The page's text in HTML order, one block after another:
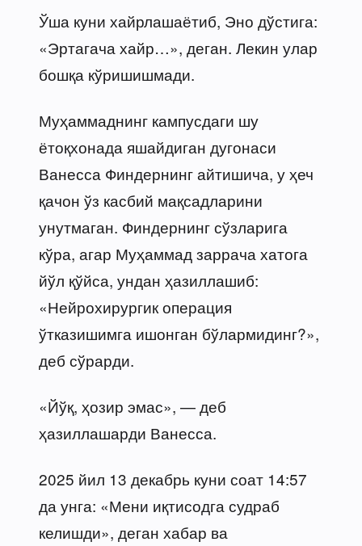
Ўша куни хайрлашаётиб, Эно дўстига:
«Эртагача хайр…», деган. Лекин улар
бошқа кўришишмади.
Муҳаммаднинг кампусдаги шу
ётоқхонада яшайдиган дугонаси
Ванесса Финдернинг айтишича, у ҳеч
қачон ўз касбий мақсадларини
унутмаган. Финдернинг сўзларига
кўра, агар Муҳаммад заррача хатога
йўл қўйса, ундан ҳазиллашиб:
«Нейрохирургик операция
ўтказишимга ишонган бўлармидинг?»,
деб сўрарди.
«Йўқ, ҳозир эмас», — деб
ҳазиллашарди Ванесса.
2025 йил 13 декабрь куни соат 14:57
да унга: «Мени иқтисодга судраб
келишди», деган хабар ва